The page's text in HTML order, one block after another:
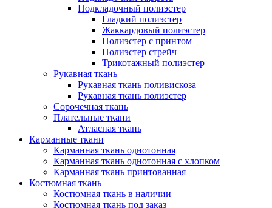
Подкладочный полиэстер
Гладкий полиэстер
Жаккардовый полиэстер
Полиэстер с принтом
Полиэстер стрейч
Трикотажный полиэстер
Рукавная ткань
Рукавная ткань поливискоза
Рукавная ткань полиэстер
Сорочечная ткань
Плательные ткани
Атласная ткань
Карманные ткани
Карманная ткань однотонная
Карманная ткань однотонная с хлопком
Карманная ткань принтованная
Костюмная ткань
Костюмная ткань в наличии
Костюмная ткань под заказ